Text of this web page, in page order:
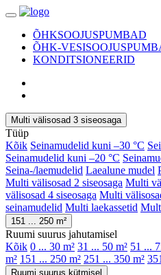
ÕHKSOOJUSPUMBAD
ÕHK-
KONDITSIONEERID
Multi välisosad 3 siseosaga
Tüüp
Kõik Seinamudelid kuni –30 °C
Seinamudelid kuni –20 °C
Seina-/laemudelid Laealune mudel
Multi välisosad 2 siseosaga Multi
välisosad 4 siseosaga Multi
seinamudelid Multi laekassetid
151 ... 250 m²
Ruumi suurus jahutamisel
Kõik 0 ... 30 m² 31 ... 50 m² 51 ...
m² 151 ... 250 m² 251 ... 350 m²
Ruumi suurus kütmisel